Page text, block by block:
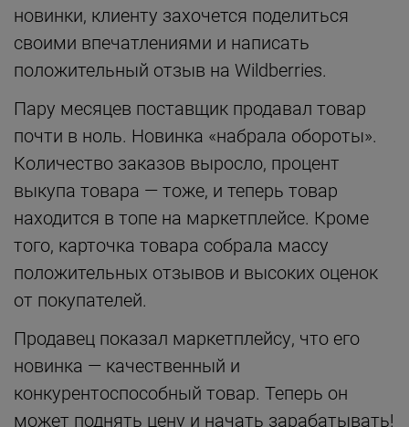
новинки, клиенту захочется поделиться
своими впечатлениями и написать
положительный отзыв на Wildberries.
Пару месяцев поставщик продавал товар
почти в ноль. Новинка «набрала обороты».
Количество заказов выросло, процент
выкупа товара — тоже, и теперь товар
находится в топе на маркетплейсе. Кроме
того, карточка товара собрала массу
положительных отзывов и высоких оценок
от покупателей.
Продавец показал маркетплейсу, что его
новинка — качественный и
конкурентоспособный товар. Теперь он
может поднять цену и начать зарабатывать!